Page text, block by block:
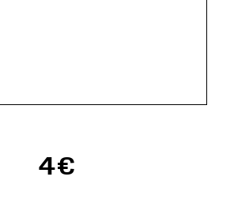
4€